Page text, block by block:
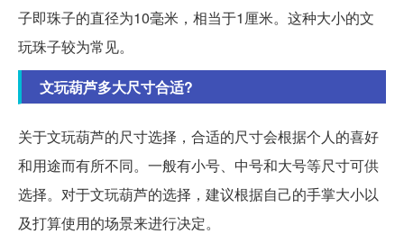
子即珠子的直径为10毫米，相当于1厘米。这种大小的文
玩珠子较为常见。
文玩葫芦多大尺寸合适?
关于文玩葫芦的尺寸选择，合适的尺寸会根据个人的喜好
和用途而有所不同。一般有小号、中号和大号等尺寸可供
选择。对于文玩葫芦的选择，建议根据自己的手掌大小以
及打算使用的场景来进行决定。